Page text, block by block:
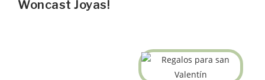
Woncast Joyas!